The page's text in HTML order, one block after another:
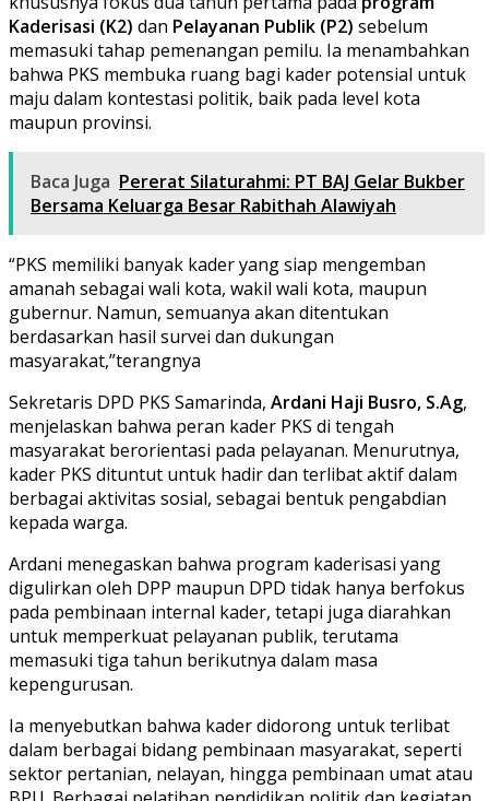
Kaderisasi (K2) dan Pelayanan Publik (P2) sebelum
memasuki tahap pemenangan pemilu. Ia menambahkan
bahwa PKS membuka ruang bagi kader potensial untuk
maju dalam kontestasi politik, baik pada level kota
maupun provinsi.
Baca Juga Pererat Silaturahmi: PT BAJ Gelar Bukber
Bersama Keluarga Besar Rabithah Alawiyah
“PKS memiliki banyak kader yang siap mengemban
amanah sebagai wali kota, wakil wali kota, maupun
gubernur. Namun, semuanya akan ditentukan
berdasarkan hasil survei dan dukungan
masyarakat,”terangnya
Sekretaris DPD PKS Samarinda, Ardani Haji Busro, S.Ag,
menjelaskan bahwa peran kader PKS di tengah
masyarakat berorientasi pada pelayanan. Menurutnya,
kader PKS dituntut untuk hadir dan terlibat aktif dalam
berbagai aktivitas sosial, sebagai bentuk pengabdian
kepada warga.
Ardani menegaskan bahwa program kaderisasi yang
digulirkan oleh DPP maupun DPD tidak hanya berfokus
pada pembinaan internal kader, tetapi juga diarahkan
untuk memperkuat pelayanan publik, terutama
memasuki tiga tahun berikutnya dalam masa
kepengurusan.
Ia menyebutkan bahwa kader didorong untuk terlibat
dalam berbagai bidang pembinaan masyarakat, seperti
sektor pertanian, nelayan, hingga pembinaan umat atau